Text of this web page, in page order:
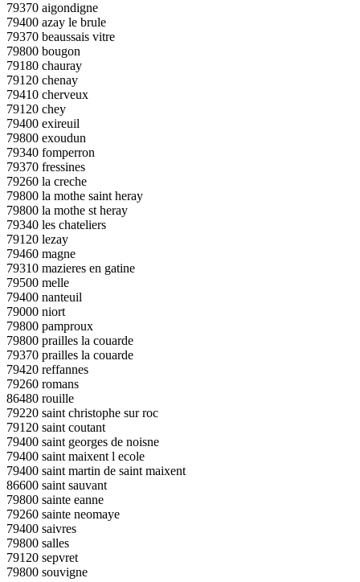
79370 aigondigne
79400 azay le brule
79370 beaussais vitre
79800 bougon
79180 chauray
79120 chenay
79410 cherveux
79120 chey
79400 exireuil
79800 exoudun
79340 fomperron
79370 fressines
79260 la creche
79800 la mothe saint heray
79800 la mothe st heray
79340 les chateliers
79120 lezay
79460 magne
79310 mazieres en gatine
79500 melle
79400 nanteuil
79000 niort
79800 pamproux
79800 prailles la couarde
79370 prailles la couarde
79420 reffannes
79260 romans
86480 rouille
79220 saint christophe sur roc
79120 saint coutant
79400 saint georges de noisne
79400 saint maixent l ecole
79400 saint martin de saint maixent
86600 saint sauvant
79800 sainte eanne
79260 sainte neomaye
79400 saivres
79800 salles
79120 sepvret
79800 souvigne